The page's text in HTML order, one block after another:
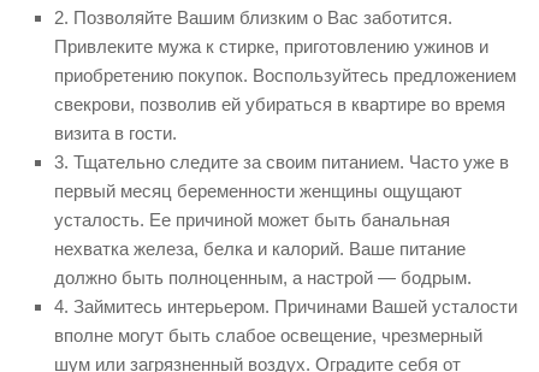
2. Позволяйте Вашим близким о Вас заботится.
Привлеките мужа к стирке, приготовлению ужинов и
приобретению покупок. Воспользуйтесь предложением
свекрови, позволив ей убираться в квартире во время
визита в гости.
3. Тщательно следите за своим питанием. Часто уже в
первый месяц беременности женщины ощущают
усталость. Ее причиной может быть банальная
нехватка железа, белка и калорий. Ваше питание
должно быть полноценным, а настрой — бодрым.
4. Займитесь интерьером. Причинами Вашей усталости
вполне могут быть слабое освещение, чрезмерный
шум или загрязненный воздух. Оградите себя от